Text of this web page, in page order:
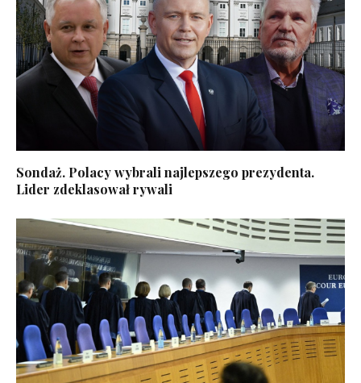
Sondaż. Polacy wybrali najlepszego prezydenta.
Lider zdeklasował rywali